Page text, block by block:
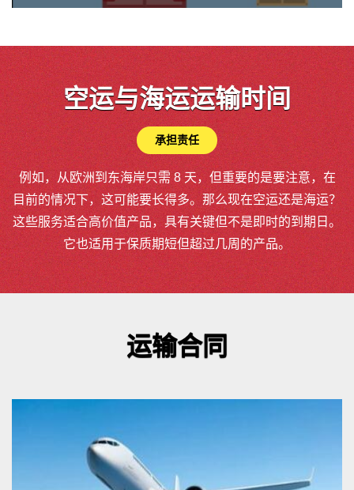
空运与海运运输时间
承担责任
例如，从欧洲到东海岸只需 8 天，但重要的是要注意，在
目前的情况下，这可能要长得多。那么现在空运还是海运？
这些服务适合高价值产品，具有关键但不是即时的到期日。
它也适用于保质期短但超过几周的产品。
运输合同